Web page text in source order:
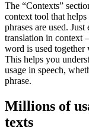
The “Contexts”
context tool that
phrases are used.
translation in context
word is used together
This helps you
usage in speech,
phrase.
Millions of
texts